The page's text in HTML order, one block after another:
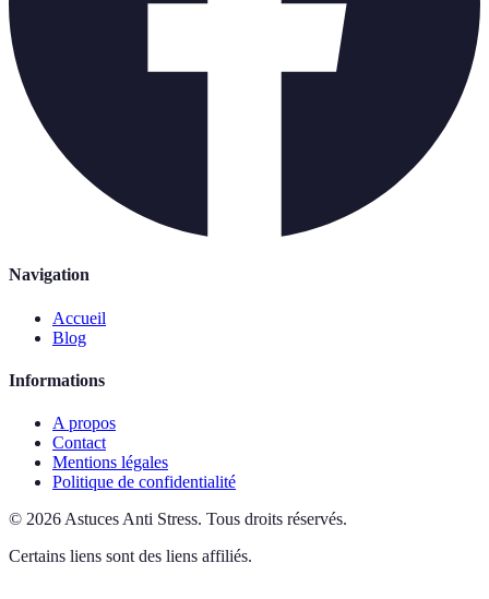
Navigation
Accueil
Blog
Informations
A propos
Contact
Mentions légales
Politique de confidentialité
© 2026 Astuces Anti Stress. Tous droits réservés.
Certains liens sont des liens affiliés.